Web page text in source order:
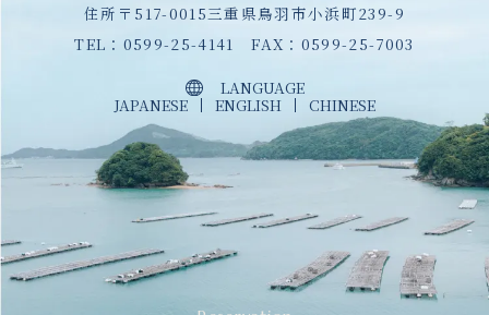
住所〒517-0015三重県鳥羽市小浜町239-9
TEL： 0599-25-4141 FAX：0599-25-7003
LANGUAGE
JAPANESE ENGLISH CHINESE